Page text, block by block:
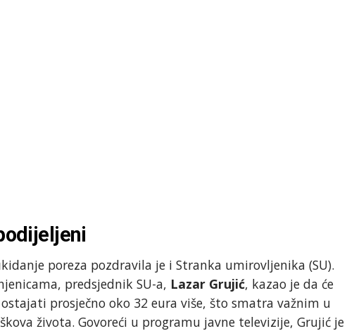
poreza pozdravila je i Stranka umirovljenika (SU).
predsjednik SU-a, Lazar Grujić, kazao je da će
prosječno oko 32 eura više, što smatra važnim u
života. Govoreći u programu javne televizije, Grujić je